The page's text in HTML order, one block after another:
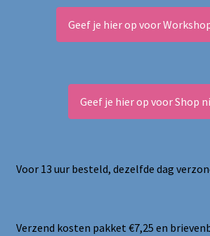
Geef je hier op voor
Geef je hier op voor Shop
Voor 13 uur besteld, dezelfde dag
Verzend kosten pakket €7,25 en